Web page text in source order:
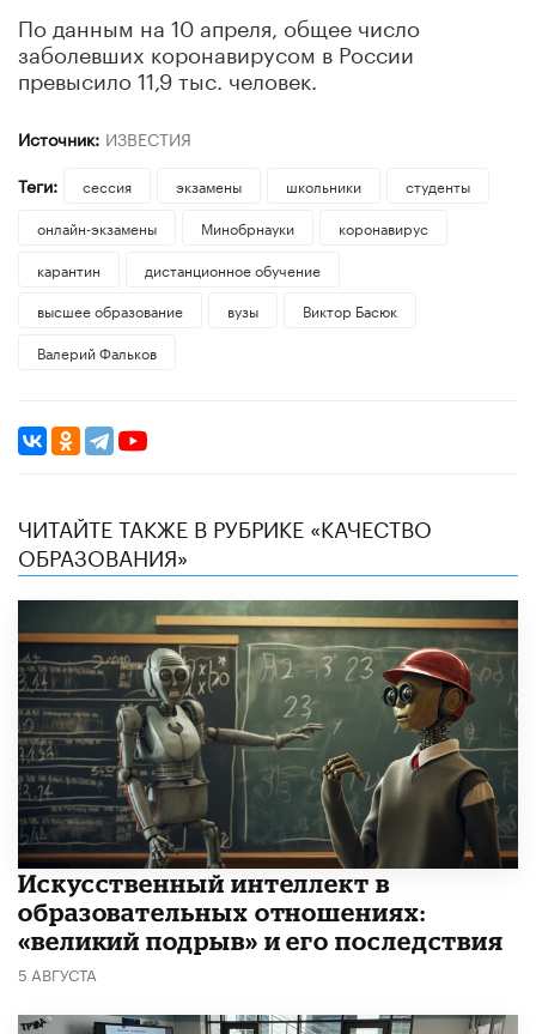
По данным на 10 апреля, общее число
заболевших коронавирусом в России
превысило 11,9 тыс. человек.
Источник: ИЗВЕСТИЯ
Теги:
сессия экзамены школьники
студенты
онлайн-экзамены
Минобрнауки
коронавирус
карантин
дистанционное обучение
высшее образование
вузы
Виктор Басюк
Валерий Фальков
ЧИТАЙТЕ ТАКЖЕ В РУБРИКЕ «КАЧЕСТВО
ОБРАЗОВАНИЯ»
​Искусственный интеллект в
образовательных отношениях:
«великий подрыв» и его последствия
5 АВГУСТА